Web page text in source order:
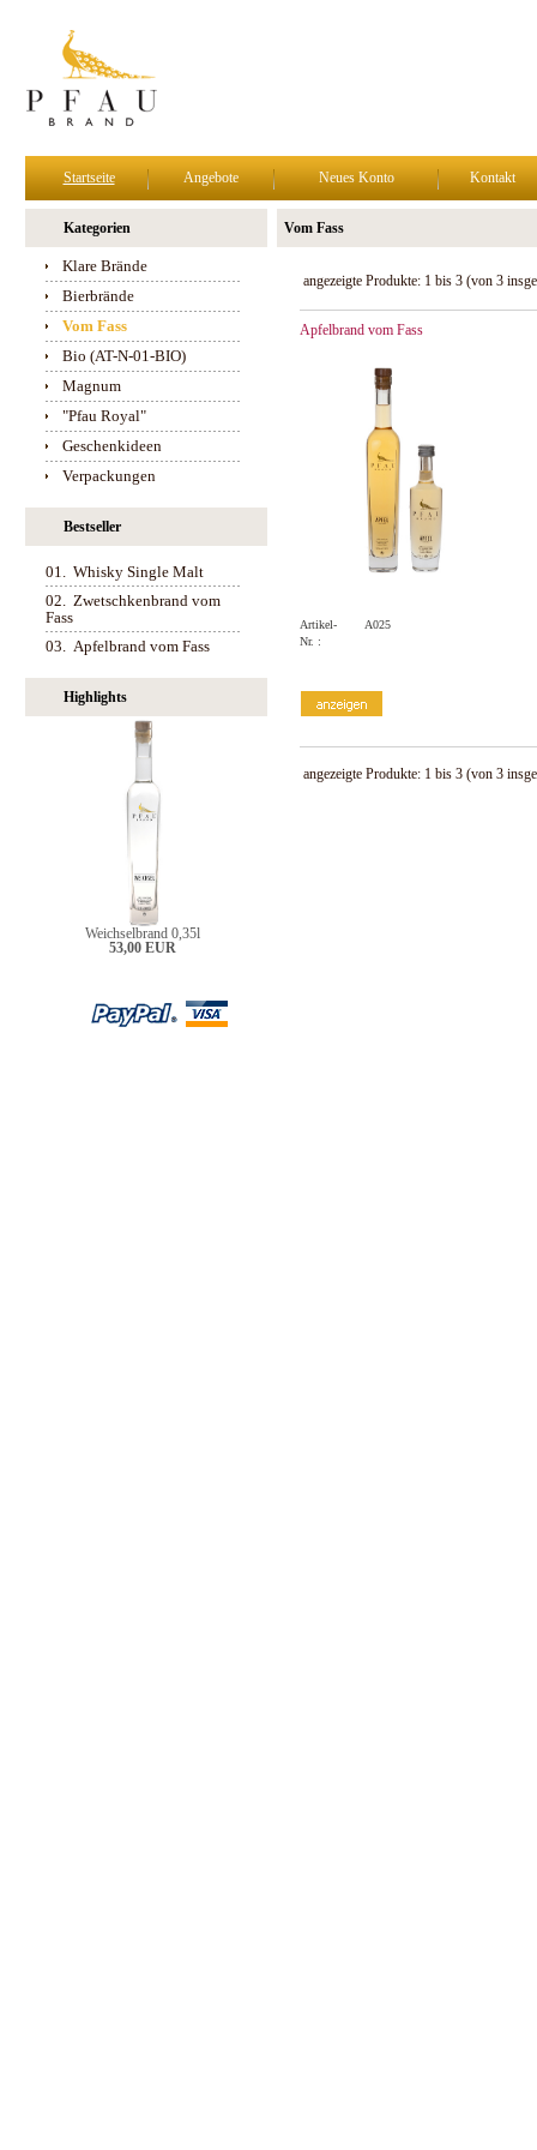
Startseite Angebote Neues Konto Kontakt
Kategorien
Klare Brände
Bierbrände
Vom Fass
Bio (AT-N-01-BIO)
Magnum
"Pfau Royal"
Geschenkideen
Verpackungen
Bestseller
01. Whisky Single Malt
02. Zwetschkenbrand vom
Fass
03. Apfelbrand vom Fass
Highlights
Weichselbrand 0,35l
53,00 EUR
Vom Fass
angezeigte Produkte: 1 bis 3 (von 3
Apfelbrand vom Fass
Artikel-
Nr. :
A025
angezeigte Produkte: 1 bis 3 (von 3